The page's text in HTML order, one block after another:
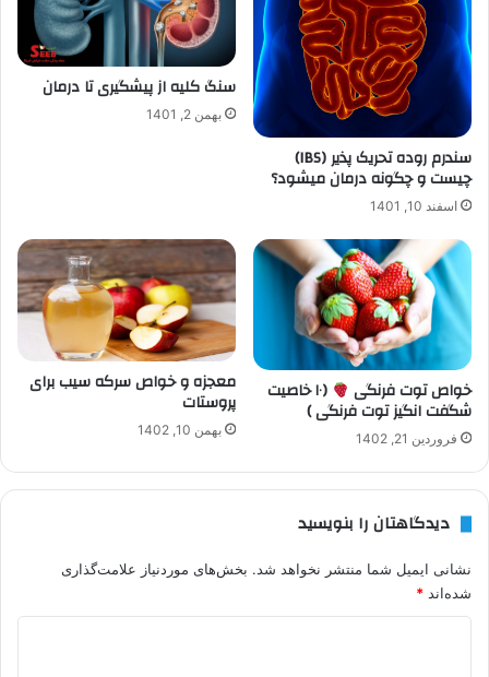
سندرم روده تحریک پذیر (IBS)
چیست و چگونه درمان میشود؟
اسفند 10, 1401
سنگ کلیه از پیشگیری تا درمان
بهمن 2, 1401
خواص توت فرنگی (۱۰ خاصیت
شگفت انگیز توت فرنگی )
فروردین 21, 1402
معجزه و خواص سرکه سیب برای
پروستات
بهمن 10, 1402
دیدگاهتان را بنویسید
نشانی ایمیل شما منتشر نخواهد شد. بخش‌های موردنیاز علامت‌گذاری
شده‌اند *